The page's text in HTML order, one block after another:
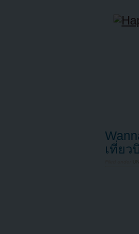
เที่ยว